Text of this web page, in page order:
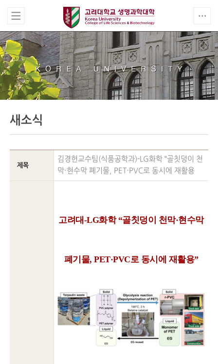
새소식
제목
김경헌교수팀(식품공학과)-LG화학 “골칫덩이 천
막·현수막 폐기물, PET·PVC로 동시에 재활용
고려대-LG화학 “골칫덩이 천막·현수막
폐기물, PET·PVC로 동시에 재활용”